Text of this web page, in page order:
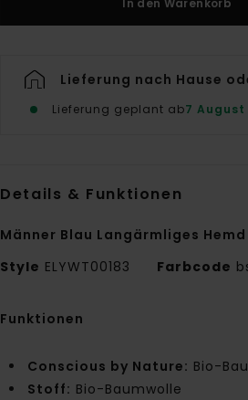
In den Warenkorb
Lieferung nach Hause
Lieferung geplant ab7 August
Details & Funktionen
Männer Blau Langärmliges Hemd
Style ELYWT00183 Farbcode
Funktionen
Conscious by Nature: Bio-
Stoff: Bio-Baumwolle